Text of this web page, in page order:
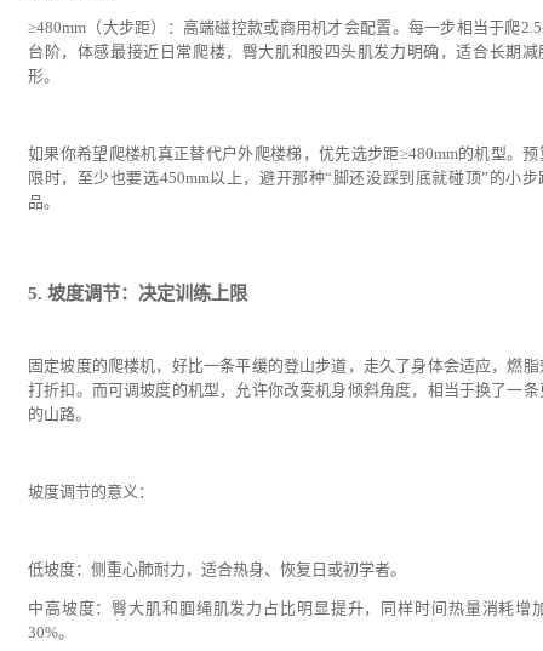
≥480mm（大步距）：高端磁控款或商用机才会配置。每一步相当于爬
台阶，体感最接近日常爬楼，臀大肌和股四头肌发力明确，适合长期减
形。
如果你希望爬楼机真正替代户外爬楼梯，优先选步距≥480mm的机型。预
限时，至少也要选450mm以上，避开那种“脚还没踩到底就碰顶”的小步
品。
5. 坡度调节：决定训练上限
固定坡度的爬楼机，好比一条平缓的登山步道，走久了身体会适应，燃脂
打折扣。而可调坡度的机型，允许你改变机身倾斜角度，相当于换了一条
的山路。
坡度调节的意义：
低坡度：侧重心肺耐力，适合热身、恢复日或初学者。
中高坡度：臀大肌和腘绳肌发力占比明显提升，同样时间热量消耗增
30%。